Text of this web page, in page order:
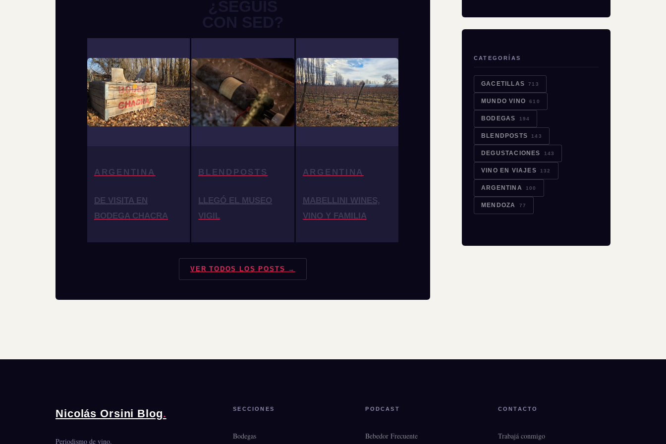
¿SEGUÍS
CON SED?
ARGENTINA
DE VISITA EN
BODEGA CHACRA
BLENDPOSTS
LLEGÓ EL MUSEO
VIGIL
ARGENTINA
MABELLINI WINES,
VINO Y FAMILIA
VER TODOS LOS POSTS →
CATEGORÍAS
GACETILLAS 713
MUNDO VINO 610
BODEGAS 194
BLENDPOSTS 143
DEGUSTACIONES 143
VINO EN VIAJES 132
ARGENTINA 100
MENDOZA 77
Nicolás Orsini Blog.
Periodismo de vino.
SECCIONES
Bodegas
PODCAST
Bebedor Frecuente
CONTACTO
Trabajá conmigo